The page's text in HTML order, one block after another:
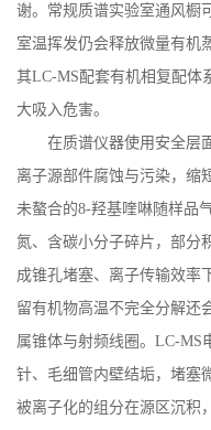
谢。常规质谱实验室通风橱
室温挥发仍会释放微量有机
其LC-MS配套有机相复配体
大吸入危害。
在质谱仪器使用安全层
离子源部件腐蚀与污染，缩
未螯合的8‑羟基喹啉随样品
氮、含碳小分子碎片，部分
成锥孔堵塞、离子传输效率
留有机物高温不完全分解还
属锥体与射频线圈。 LC-MS
针、毛细管内壁结垢，堵塞
被离子化的组分在源区沉积